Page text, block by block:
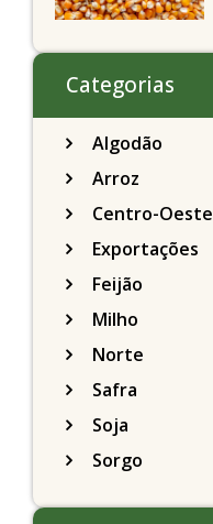
Categorias
Algodão
Arroz
Centro-Oeste
Exportações
Feijão
Milho
Norte
Safra
Soja
Sorgo